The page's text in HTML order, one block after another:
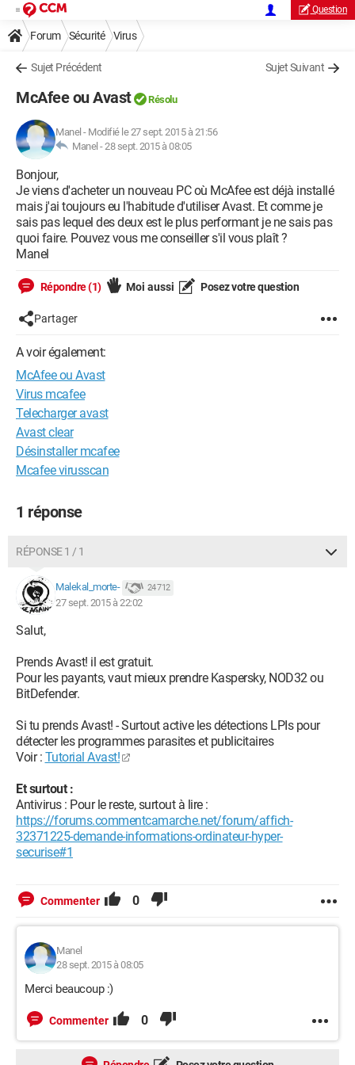
Question
Forum Sécurité Virus
Sujet Précédent Sujet Suivant
McAfee ou Avast Résolu
Manel - Modifié le 27 sept. 2015 à 21:56
Manel -28 sept. 2015 à 08:05
Bonjour,
Je viens d'acheter un nouveau PC où McAfee est déjà installé
mais j'ai toujours eu l'habitude d'utiliser Avast. Et comme je
sais pas lequel des deux est le plus performant je ne sais pas
quoi faire. Pouvez vous me conseiller s'il vous plaît ?
Manel
Répondre (1) Moi aussi Posez votre question
Partager
A voir également:
McAfee ou Avast
Virus mcafee
Telecharger avast
Avast clear
Désinstaller mcafee
Mcafee virusscan
1 réponse
RÉPONSE 1 / 1
Malekal_morte- 24 712
27 sept. 2015 à 22:02
Salut,
Prends Avast! il est gratuit.
Pour les payants, vaut mieux prendre Kaspersky, NOD32 ou
BitDefender.
Si tu prends Avast! - Surtout active les détections LPIs pour
détecter les programmes parasites et publicitaires
Voir : Tutorial Avast!
Et surtout :
Antivirus : Pour le reste, surtout à lire :
https://forums.commentcamarche.net/forum/affich-
32371225-demande-informations-ordinateur-hyper-
securise#1
Commenter 0
Manel
28 sept. 2015 à 08:05
Merci beaucoup :)
Commenter 0